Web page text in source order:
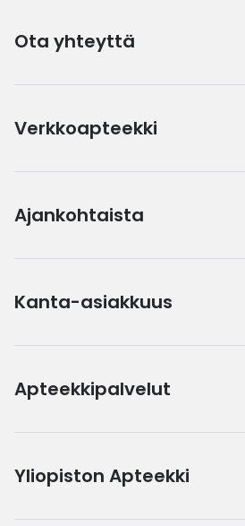
Ota yhteyttä
Verkkoapteekki
Ajankohtaista
Kanta-asiakkuus
Apteekkipalvelut
Yliopiston Apteekki